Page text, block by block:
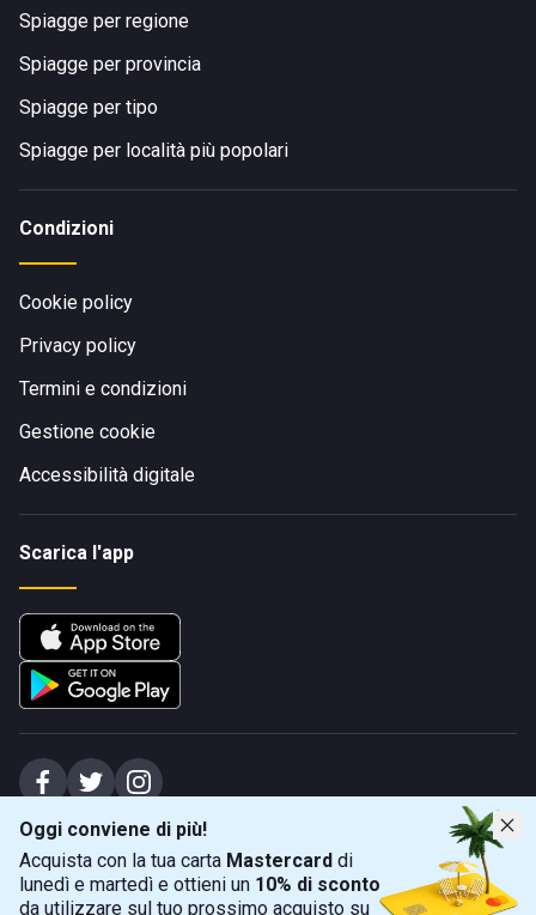
Oggi conviene di più!
Acquista con la tua carta Mastercard di
lunedì e martedì e ottieni un 10% di sconto
da utilizzare sul tuo prossimo acquisto su
Spiagge per regione
Spiagge per provincia
Spiagge per tipo
Spiagge per località più popolari
Condizioni
Cookie policy
Privacy policy
Termini e condizioni
Gestione cookie
Accessibilità digitale
Scarica l'app
Spiagge Srl - Sede legale: Via Marecchiese 48, 47923 Rimini (RN), IT -
capitale sociale Euro 31245,57 - Iscritta al registro delle imprese di Rimini
Sede operativa: Via Flaminia 180, 47924 Rimini (RN), IT
+39 0541 772375
info@spiagge.it - p.i./c.f. 04536640404